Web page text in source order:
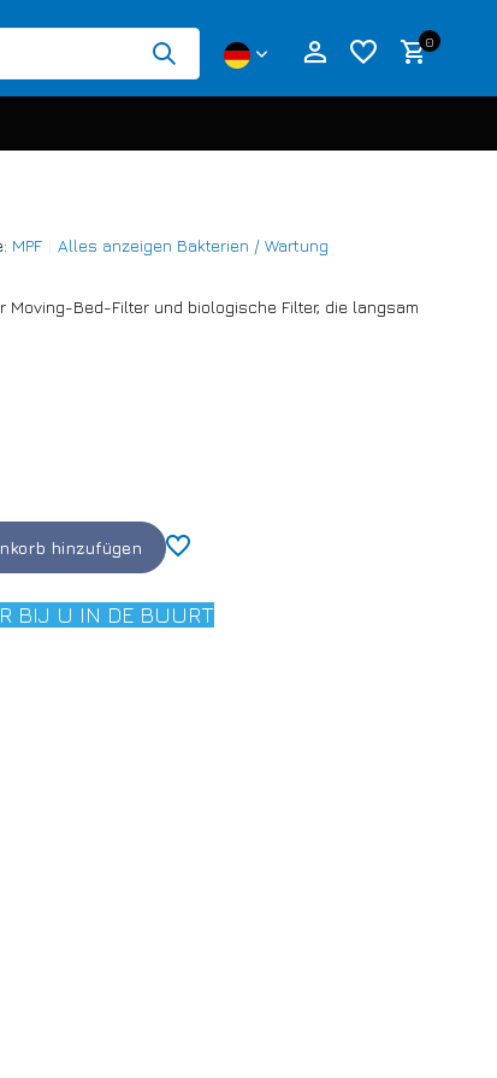
Benutzerkonto anlegen
0
MPF Alles anzeigen Bakterien / Wartung
Moving-Bed-Filter und biologische Filter, die langsam
hinzufügen
BIJ U IN DE BUURT